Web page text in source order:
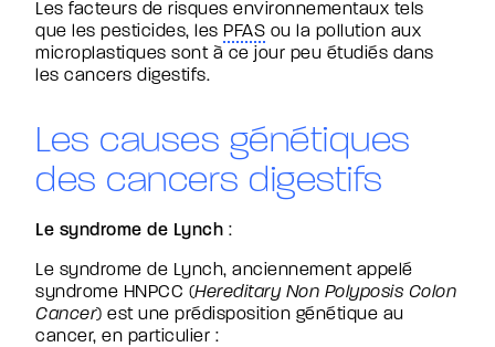
Les facteurs de risques environnementaux tels
que les pesticides, les PFAS ou la pollution aux
microplastiques sont à ce jour peu étudiés dans
les cancers digestifs.
Les causes génétiques
des cancers digestifs
Le syndrome de Lynch :
Le syndrome de Lynch, anciennement appelé
syndrome HNPCC (Hereditary Non Polyposis Colon
Cancer) est une prédisposition génétique au
cancer, en particulier :